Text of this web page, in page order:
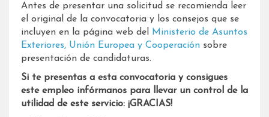
Antes de presentar una solicitud se recomienda leer
el original de la convocatoria y los consejos que se
incluyen en la página web del
Ministerio de Asuntos
Exteriores, Unión Europea y Cooperación sobre
presentación de candidaturas.
Si te presentas a esta convocatoria y consigues
este empleo infórmanos para llevar un control de la
utilidad de este servicio: ¡GRACIAS!